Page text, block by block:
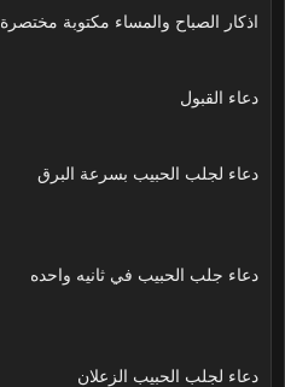
اذكار الصباح والمساء مكتوبة مختصرة
دعاء القبول
دعاء لجلب الحبيب بسرعة البرق
دعاء جلب الحبيب في ثانيه واحده
دعاء لجلب الحبيب الزعلان